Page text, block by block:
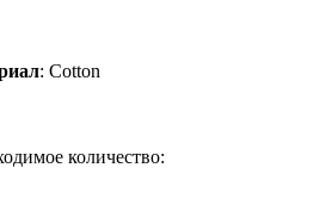
: Cotton
количество: